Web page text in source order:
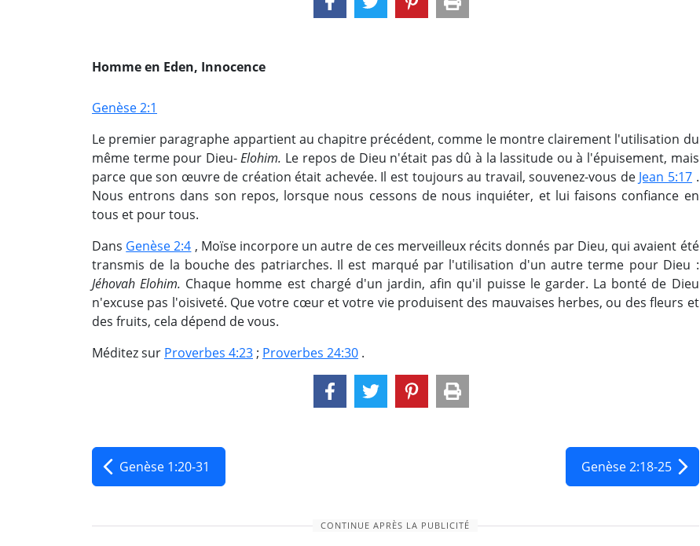
Homme en Eden, Innocence
Genèse 2:1
Le premier paragraphe appartient au chapitre précédent, comme le montre clairement l'utilisation du
même terme pour Dieu-Elohim. Le repos de Dieu n'était pas dû à la lassitude ou à l'épuisement, mais
parce que son œuvre de création était achevée. Il est toujours au travail, souvenez-vous de Jean 5:17.
Nous entrons dans son repos, lorsque nous cessons de nous inquiéter, et lui faisons confiance en
tous et pour tous.
Dans Genèse 2:4 , Moïse incorpore un autre de ces merveilleux récits donnés par Dieu, qui avaient été
transmis de la bouche des patriarches. Il est marqué par l'utilisation d'un autre terme pour Dieu :
Jéhovah Elohim. Chaque homme est chargé d'un jardin, afin qu'il puisse le garder. La bonté de Dieu
n'excuse pas l'oisiveté. Que votre cœur et votre vie produisent des mauvaises herbes, ou des fleurs et
des fruits, cela dépend de vous.
Méditez sur Proverbes 4:23 ; Proverbes 24:30 .
Genèse 1:20-31 Genèse 2:18-25
CONTINUE APRÈS LA PUBLICITÉ